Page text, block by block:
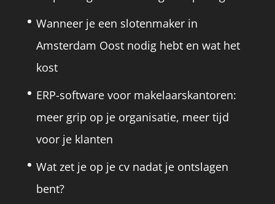
Wanneer je een slotenmaker in
Amsterdam Oost nodig hebt en wat het
kost
ERP-software voor makelaarskantoren:
meer grip op je organisatie, meer tijd
voor je klanten
Wat zet je op je cv nadat je ontslagen
bent?